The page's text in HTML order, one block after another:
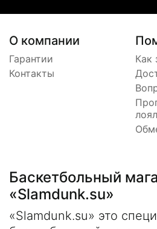
О компании
Гарантии
Контакты
Как
Баскетбольный
«Slamdunk.su»
«Slamdunk.su» это